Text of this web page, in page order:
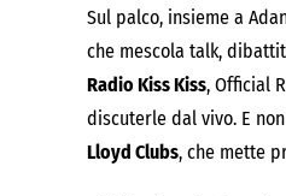
Sul palco, insieme a
che mescola talk,
Radio Kiss Kiss, Official
discuterle dal vivo. E
Lloyd Clubs, che mette